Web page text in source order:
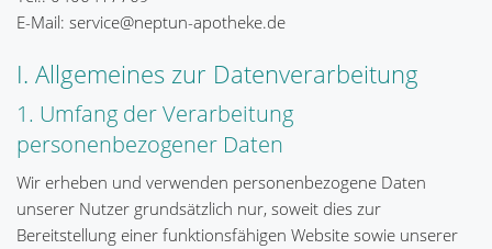
E-Mail: service@neptun-apotheke.de
I. Allgemeines zur Datenverarbeitung
1. Umfang der Verarbeitung
personenbezogener Daten
Wir erheben und verwenden personenbezogene Daten
unserer Nutzer grundsätzlich nur, soweit dies zur
Bereitstellung einer funktionsfähigen Website sowie unserer